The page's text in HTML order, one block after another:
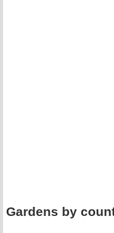
Gardens by